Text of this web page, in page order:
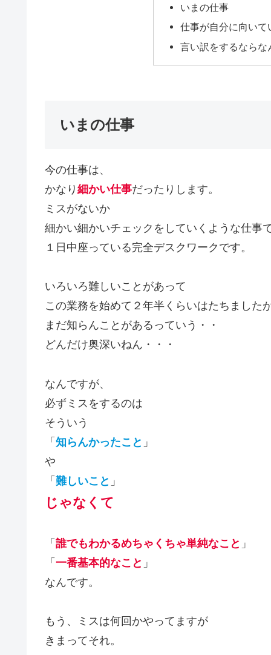
いまの仕事
仕事が自分に向いて
言い訳をするならな
いまの仕事
今の仕事は、
かなり 細かい仕事だったりします。
ミスがないか
細かい細かいチェックをしていくような仕事で
１日中座っている完全デスクワークです。
いろいろ難しいことがあって
この業務を始めて２年半くらいはたちましたが
まだ知らんことがあるっていう・・
どんだけ奥深いねん・・・
なんですが、
必ずミスをするのは
そういう
「 知らんかったこと 」
や
「 難しいこと 」
じゃなくて
「 誰でもわかるめちゃくちゃ単純なこと 」
「 一番基本的なこと 」
なんです。
もう、ミスは何回かやってますが
きまってそれ。